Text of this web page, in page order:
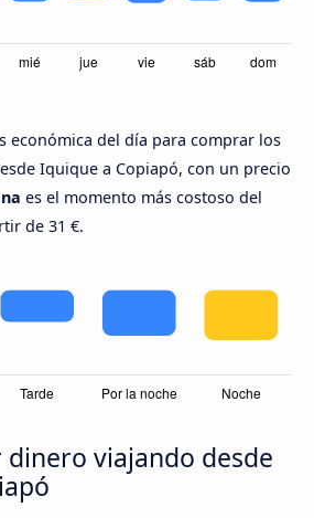
económica del día para comprar los
Iquique a Copiapó, con un precio
es el momento más costoso del
de 31 €.
viajando desde